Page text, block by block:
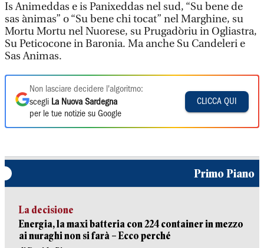
Is Animeddas e is Panixeddas nel sud, “Su bene de
sas ànimas” o “Su bene chi tocat” nel Marghine, su
Mortu Mortu nel Nuorese, su Prugadòriu in Ogliastra,
Su Peticocone in Baronia. Ma anche Su Candeleri e
Sas Animas.
Non lasciare decidere l'algoritmo:
scegli La Nuova Sardegna
per le tue notizie su Google
CLICCA QUI
Primo Piano
La decisione
Energia, la maxi batteria con 224 container in mezzo
ai nuraghi non si farà – Ecco perché